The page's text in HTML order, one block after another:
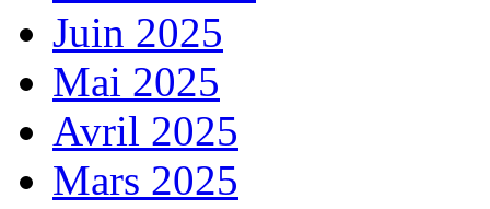
Juin 2025
Mai 2025
Avril 2025
Mars 2025